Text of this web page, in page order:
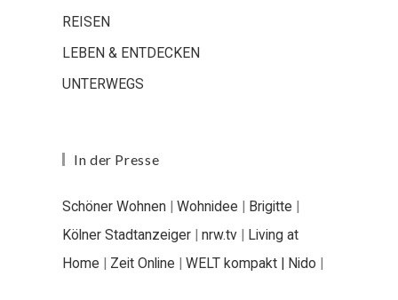
REISEN
LEBEN & ENTDECKEN
UNTERWEGS
In der Presse
Schöner Wohnen | Wohnidee | Brigitte |
Kölner Stadtanzeiger | nrw.tv | Living at
Home | Zeit Online | WELT kompakt | Nido |